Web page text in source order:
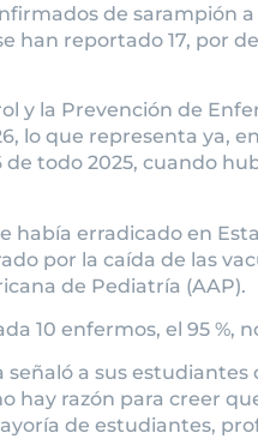
de sarampión
han reportado 17, por
y la Prevención de
lo que representa ya,
de todo 2025, cuando
había erradicado en
por la caída de las
de Pediatría (AAP).
10 enfermos, el 95 %,
señaló a sus
hay razón para creer
de estudiantes,